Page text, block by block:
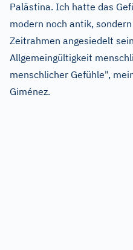
Palästina. Ich hatte das
modern noch antik,
Zeitrahmen angesiedelt
Allgemeingültigkeit
menschlicher Gefühle",
Giménez.